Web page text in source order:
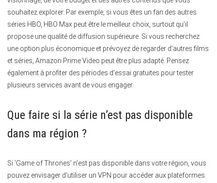
souhaitez explorer. Par exemple, si vous êtes un fan des autres
séries HBO, HBO Max peut être le meilleur choix, surtout qu’il
propose une qualité de diffusion supérieure. Si vous recherchez
une option plus économique et prévoyez de regarder d’autres films
et séries, Amazon Prime Video peut être plus adapté. Pensez
également à profiter des périodes d’essai gratuites pour tester
plusieurs services avant de vous engager.
Que faire si la série n’est pas disponible
dans ma région ?
Si ‘Game of Thrones’ n’est pas disponible dans votre région, vous
pouvez envisager d’utiliser un VPN pour accéder aux plateformes